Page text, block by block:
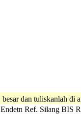
besar dan tuliskanlah di
Endetn Ref. Silang BIS